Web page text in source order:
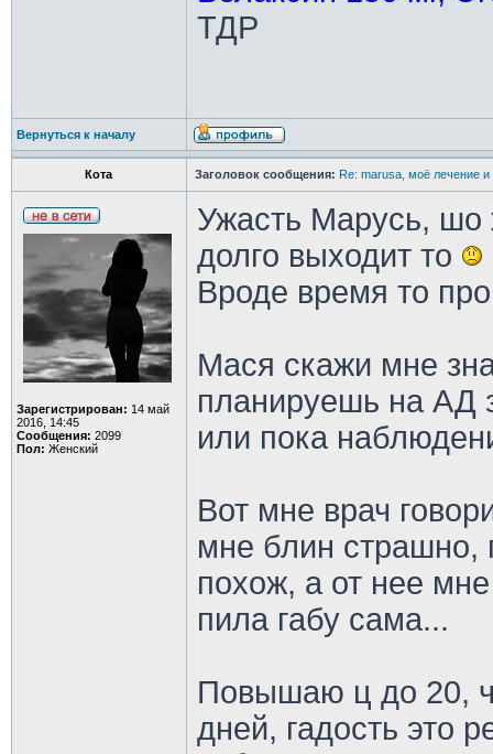
ТДР
Вернуться к началу
Кота Заголовок сообщения: Re: marusa, моё лечение и
Зарегистрирован: 14 май
2016, 14:45
Сообщения: 2099
Пол: Женский
Ужасть Марусь, шо
долго выходит то
Вроде время то
Мася скажи мне
планируешь на АД
или пока
Вот мне врач
мне блин страшно,
похож, а от нее
пила габу сама...
Повышаю ц до 20,
дней, гадость это